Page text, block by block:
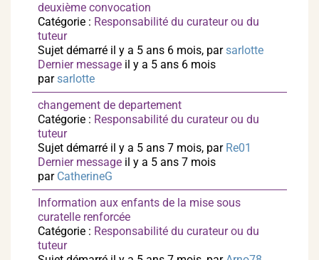
deuxième convocation
Catégorie : Responsabilité du curateur ou du
tuteur
Sujet démarré il y a 5 ans 6 mois, parsarlotte
Dernier message il y a 5 ans 6 mois
parsarlotte
changement de departement
Catégorie : Responsabilité du curateur ou du
tuteur
Sujet démarré il y a 5 ans 7 mois, par Re01
Dernier message il y a 5 ans 7 mois
par CatherineG
Information aux enfants de la mise sous
curatelle renforcée
Catégorie : Responsabilité du curateur ou du
tuteur